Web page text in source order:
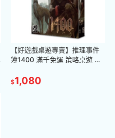
【好遊戲桌遊專賣】推理事件
簿1400 滿千免運 策略桌遊 單
推理 解謎 劇情
$1,080